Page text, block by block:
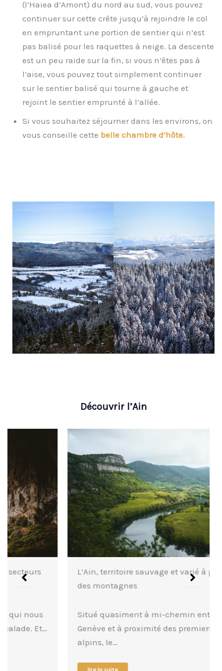
(l’Haiea d’Amont) du nord au sud, vous pouvez
continuer sur cette crête jusqu’à rejoindre le col
en empruntant une portion de sentier qui n’est
pas balisé pour les raquettes à neige. La descente
est un peu raide sur la fin, si vous n’êtes pas à
l’aise, vous pouvez tout simplement continuer
sur le sentier balisé qui tourne à gauche et
rejoint le sentier emprunté à l’allée.
Si vous souhaitez séjourner dans les environs, on
vous conseille cette belle chambre d’hôte.
Découvrir l’Ain
L’Ain, territoire sauvage et varié à proximité
des montagnes
Situé quasiment à mi-chemin entre Lyon,
Genève et à proximité des premiers reliefs